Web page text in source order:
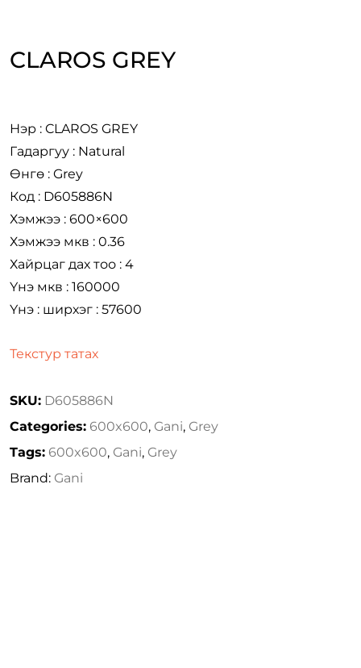
CLAROS GREY
Нэр : CLAROS GREY
Гадаргуу : Natural
Өнгө : Grey
Код : D605886N
Хэмжээ : 600×600
Хэмжээ мкв : 0.36
Хайрцаг дах тоо : 4
Үнэ мкв : 160000
Үнэ : ширхэг : 57600
Текстур татах
SKU: D605886N
Categories: 600x600, Gani, Grey
Tags: 600x600, Gani, Grey
Brand: Gani